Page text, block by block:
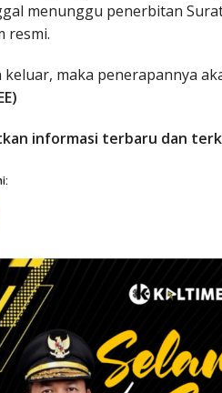
menunggu penerbitan
resmi.
keluar, maka penerapannya
informasi terbaru dan